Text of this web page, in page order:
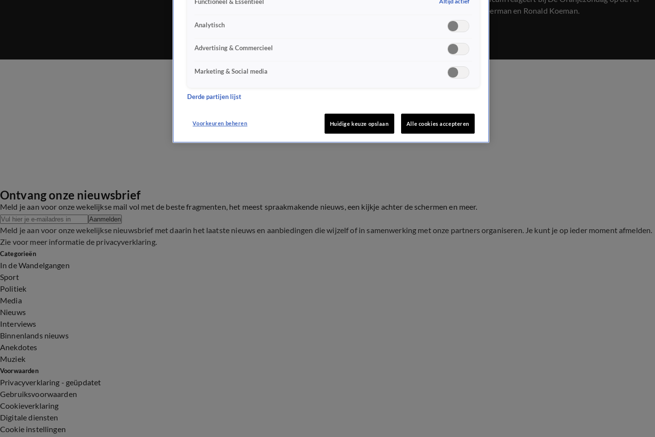
rond Joey Veerman en Ronald Koeman.
Ontvang onze nieuwsbrief
Meld je aan voor onze wekelijkse mail vol met de beste fragmenten, het meest spraakmakende nieuws, een kijkje achter de schermen en meer.
Aanmelden
Meld je aan voor onze wekelijkse nieuwsbrief met daarin het laatste nieuws en aanbiedingen die wijzelf of in samenwerking met onze partners organiseren. Je kunt je op ieder moment afmelden.
Zie voor meer informatie de privacyverklaring.
Categorieën
In de Wandelgangen
Sport
Politiek
Media
Nieuws
Interviews
Binnenlands nieuws
Anekdotes
Muziek
Voorwaarden
Privacyverklaring - geüpdatet
Gebruiksvoorwaarden
Cookieverklaring
Digitale diensten
Cookie instellingen
Functioneel & Essentieel
Analytisch
Advertising & Commercieel
Marketing & Social media
Derde partijen lijst
Voorkeuren beheren Huidige keuze opslaan Alle cookies accepteren